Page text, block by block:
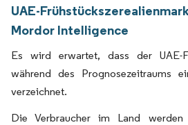
UAE-
Mordor Intelligence
Es wird erwartet, dass der UAE-
während des Prognosezeitraums
verzeichnet.
Die Verbraucher im Land